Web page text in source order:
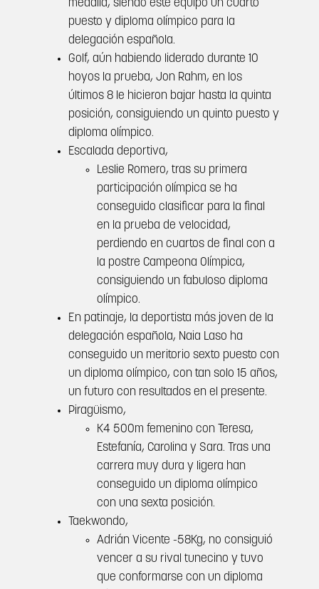
medalla, siendo este equipo un cuarto
puesto y diploma olímpico para la
delegación española.
Golf, aún habiendo liderado durante 10
hoyos la prueba, Jon Rahm, en los
últimos 8 le hicieron bajar hasta la quinta
posición, consiguiendo un quinto puesto y
diploma olímpico.
Escalada deportiva,
Leslie Romero, tras su primera
participación olímpica se ha
conseguido clasificar para la final
en la prueba de velocidad,
perdiendo en cuartos de final con a
la postre Campeona Olímpica,
consiguiendo un fabuloso diploma
olímpico.
En patinaje, la deportista más joven de la
delegación española, Naia Laso ha
conseguido un meritorio sexto puesto con
un diploma olímpico, con tan solo 15 años,
un futuro con resultados en el presente.
Piragüismo,
K4 500m femenino con Teresa,
Estefanía, Carolina y Sara. Tras una
carrera muy dura y ligera han
conseguido un diploma olímpico
con una sexta posición.
Taekwondo,
Adrián Vicente -58Kg, no consiguió
vencer a su rival tunecino y tuvo
que conformarse con un diploma